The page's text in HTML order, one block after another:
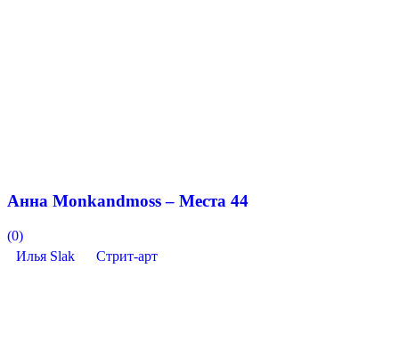
Анна Monkandmoss – Места 44
(0)
Илья Slak
Стрит-арт